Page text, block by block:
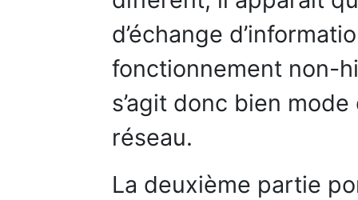
d’échange
fonctionnement non-
s’agit donc bien
réseau.
La deuxième partie